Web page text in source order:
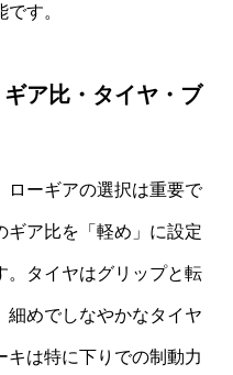
す。
ア比・タイヤ・ブ
ローギアの選択は重要で
ギア比を「軽め」に設定
。タイヤはグリップと転
細めでしなやかなタイヤ
キは特に下りでの制動力